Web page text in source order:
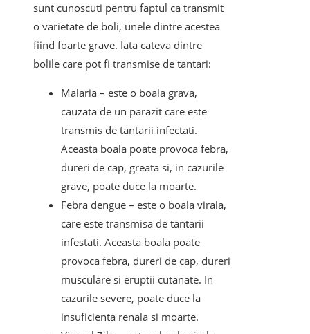
sunt cunoscuti pentru faptul ca transmit
o varietate de boli, unele dintre acestea
fiind foarte grave. Iata cateva dintre
bolile care pot fi transmise de tantari:
Malaria – este o boala grava,
cauzata de un parazit care este
transmis de tantarii infectati.
Aceasta boala poate provoca febra,
dureri de cap, greata si, in cazurile
grave, poate duce la moarte.
Febra dengue – este o boala virala,
care este transmisa de tantarii
infestati. Aceasta boala poate
provoca febra, dureri de cap, dureri
musculare si eruptii cutanate. In
cazurile severe, poate duce la
insuficienta renala si moarte.